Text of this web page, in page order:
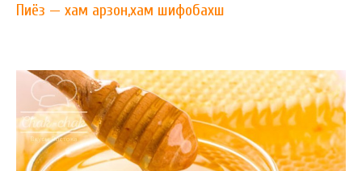
Пиёз — xам арзон,xам шифобахш